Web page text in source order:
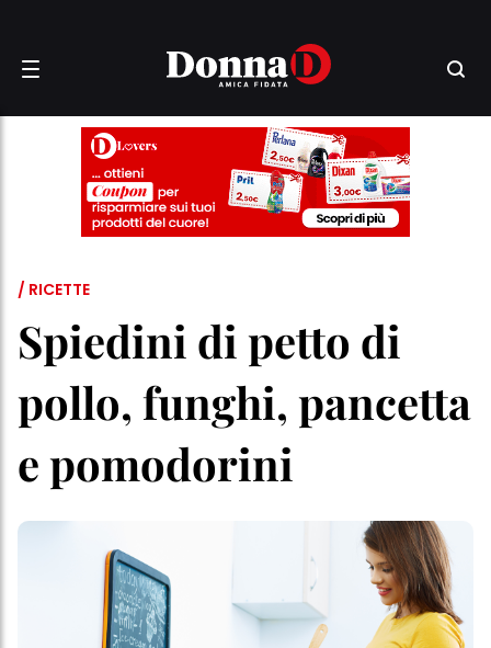
/ RICETTE
Spiedini di petto di
pollo, funghi, pancetta
e pomodorini